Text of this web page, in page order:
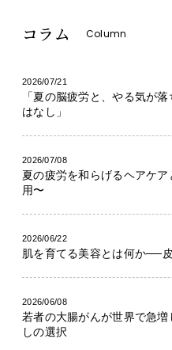
コラム Column
2026/07/21
「夏の脳疲労と、やる気が
はなし」
2026/07/08
夏の疲労を和らげるヘアケ
用〜
2026/06/22
肌を育てる美容とは何か──
2026/06/08
若者の大腸がんが世界で急
しの選択